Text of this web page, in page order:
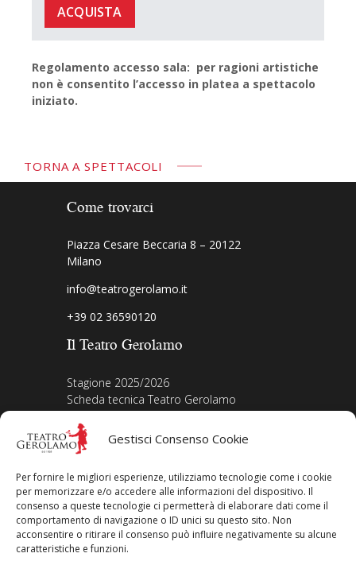
Gestisci Consenso Cookie
Per fornire le migliori esperienze, utilizziamo tecnologie come i cookie
per memorizzare e/o accedere alle informazioni del dispositivo. Il
consenso a queste tecnologie ci permetterà di elaborare dati come il
comportamento di navigazione o ID unici su questo sito. Non
acconsentire o ritirare il consenso può influire negativamente su alcune
caratteristiche e funzioni.
ACQUISTA
Regolamento accesso sala: per ragioni artistiche
non è consentito l’accesso in platea a spettacolo
iniziato.
TORNA A SPETTACOLI
Come trovarci
Piazza Cesare Beccaria 8 – 20122
Milano
info@teatrogerolamo.it
+39 02 36590120
Il Teatro Gerolamo
Stagione 2025/2026
Scheda tecnica Teatro Gerolamo
Biografia Direttore
Acquista i biglietti
La nostra storia
Area legale
Contatti
Privacy Policy